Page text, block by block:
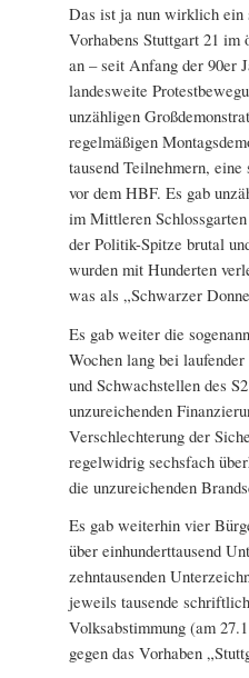
Das ist ja nun wirklich ein
Vorhabens Stuttgart 21
an – seit Anfang der 90er
landesweite
unzähligen
regelmäßigen
tausend Teilnehmern,
vor dem HBF. Es gab
im Mittleren
der Politik-Spitze brutal
wurden mit Hunderten
was als „Schwarzer
Es gab weiter die
Wochen lang bei
und Schwachstellen des
unzureichenden
Verschlechterung der
regelwidrig sechsfach
die unzureichenden
Es gab weiterhin vier
über einhunderttausend
zehntausenden
jeweils tausende
Volksabstimmung (am
gegen das Vorhaben